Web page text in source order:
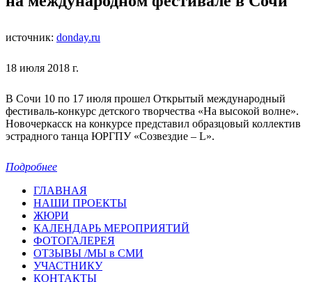
источник: donday.ru
18 июля 2018 г.
В Сочи 10 по 17 июля прошел Открытый международный
фестиваль-конкурс детского творчества «На высокой волне».
Новочеркасск на конкурсе представил образцовый коллектив
эстрадного танца ЮРГПУ «Созвездие – L».
Подробнее
ГЛАВНАЯ
НАШИ ПРОЕКТЫ
ЖЮРИ
КАЛЕНДАРЬ МЕРОПРИЯТИЙ
ФОТОГАЛЕРЕЯ
ОТЗЫВЫ /МЫ в СМИ
УЧАСТНИКУ
КОНТАКТЫ